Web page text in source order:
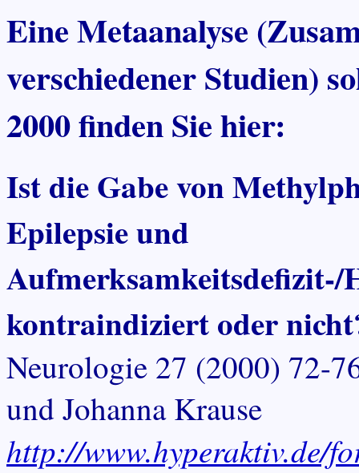
Eine Metaanalyse
verschiedener Studien)
2000 finden Sie hier:
Ist die Gabe von
Epilepsie und
kontraindiziert oder
Neurologie 27 (2000) 72-
und Johanna Krause
http://www.hyperaktiv.de/